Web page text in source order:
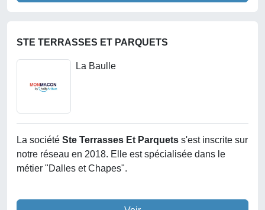
STE TERRASSES ET PARQUETS
La Baulle
La société Ste Terrasses Et Parquets s'est inscrite sur
notre réseau en 2018. Elle est spécialisée dans le
métier "Dalles et Chapes".